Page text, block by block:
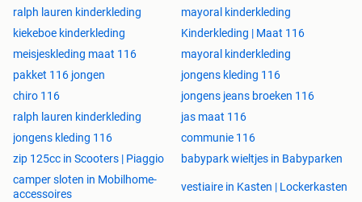
ralph lauren kinderkleding
mayoral kinderkleding
kiekeboe kinderkleding
Kinderkleding | Maat 116
meisjeskleding maat 116
mayoral kinderkleding
pakket 116 jongen
jongens kleding 116
chiro 116
jongens jeans broeken 116
ralph lauren kinderkleding
jas maat 116
jongens kleding 116
communie 116
zip 125cc in Scooters | Piaggio
babypark wieltjes in Babyparken
camper sloten in Mobilhome-
accessoires
vestiaire in Kasten | Lockerkasten